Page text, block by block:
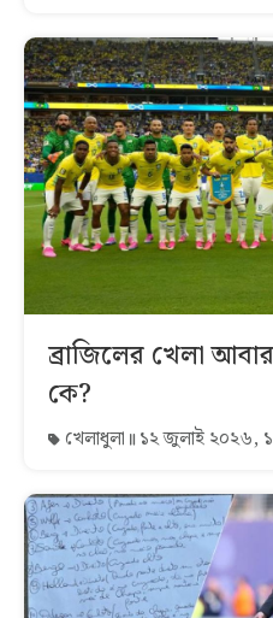
ব্রাজিলের খেলা
কে?
খেলাধুলা ১২ জুলাই ২০২৬,